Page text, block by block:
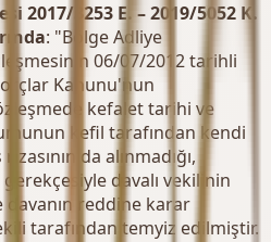
2017/3253 E. – 2019/5052 K.
: "Bölge Adliye
06/07/2012 tarihli
Kanunu'nun
kefalet tarihi ve
kefil tarafından kendi
rızasının da alınmadığı,
davalı vekilinin
davanın reddine karar
tarafından temyiz edilmiştir.